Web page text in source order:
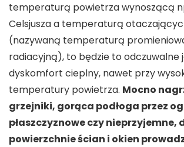
temperaturą powietrza wynoszącą
Celsjusza a temperaturą
(nazywaną temperaturą
radiacyjną), to będzie to odczuwalne
dyskomfort cieplny, nawet przy
temperatury powietrza. Mocno
grzejniki, gorąca podłoga przez
płaszczyznowe czy nieprzyjemne,
powierzchnie ścian i okien